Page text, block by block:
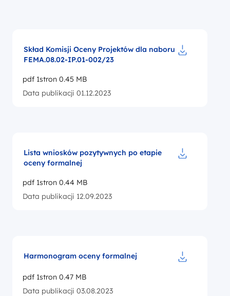
Skład Komisji Oceny Projektów dla naboru
FEMA.08.02-IP.01-002/23
pdf 1stron 0.45 MB
Data publikacji 01.12.2023
Lista wniosków pozytywnych po etapie
oceny formalnej
pdf 1stron 0.44 MB
Data publikacji 12.09.2023
Harmonogram oceny formalnej
pdf 1stron 0.47 MB
Data publikacji 03.08.2023